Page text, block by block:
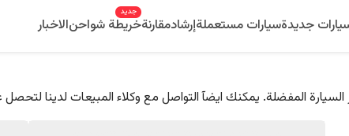
جديدةسيارات مستعملةإرشادمقارنةخريطة شواحن
جديد
الاخبار
المفضلة. يمكنك ايضآ التواصل مع وكلاء المبيعات لدينا